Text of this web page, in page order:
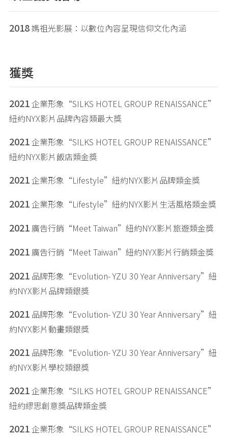
2018媽祖光影展：以數位內容呈現信仰文化內涵
獲獎
2021企業形象“SILKS HOTEL GROUP RENAISSANCE”
紐約NYX影片品牌內容類最大獎
2021企業形象“SILKS HOTEL GROUP RENAISSANCE”
紐約NYX影片飯店類金獎
2021企業形象“Lifestyle”紐約NYX影片品牌類金獎
2021企業形象“Lifestyle”紐約NYX影片生活風格類金獎
2021 廣告行銷“Meet Taiwan”紐約NYX影片旅遊類金獎
2021 廣告行銷“Meet Taiwan”紐約NYX影片行銷類金獎
2021 品牌形象“Evolution- YZU 30 Year Anniversary”紐
約NYX影片品牌類銀獎
2021 品牌形象“Evolution- YZU 30 Year Anniversary”紐
約NYX影片動畫類銀獎
2021 品牌形象“Evolution- YZU 30 Year Anniversary”紐
約NYX影片學校類銀獎
2021企業形象“SILKS HOTEL GROUP RENAISSANCE”
紐約繆思創意獎品牌類金獎
2021企業形象“SILKS HOTEL GROUP RENAISSANCE”